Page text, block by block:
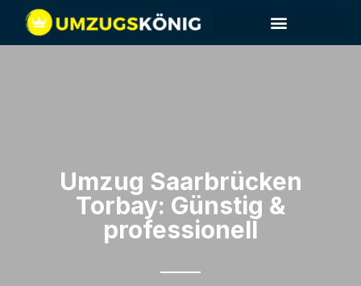
Umzug Saarbrücken​
Torbay: Günstig &
professionell​